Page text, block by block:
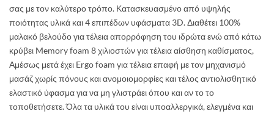
σας με τον καλύτερο τρόπο. Κατασκευασμένο από υψηλής
ποιότητας υλικά και 4 επιπέδων υφάσματα 3D. Διαθέτει 100%
μαλακό βελούδο για τέλεια απορρόφηση του ιδρώτα ενώ από κάτω
κρύβει Memory foam 8 χιλιοστών για τέλεια αίσθηση καθίσματος,
Αμέσως μετά έχει Ergo foam για τέλεια επαφή με τον μηχανισμό
μασάζ χωρίς πόνους και ανομοιομορφίες και τέλος αντιολισθητικό
ελαστικό ύφασμα για να μη γλιστράει όπου και αν το το
τοποθετήσετε. Όλα τα υλικά του είναι υποαλλεργικά, ελεγμένα και